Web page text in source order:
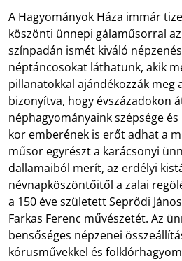
A Hagyományok Háza immár
köszönti ünnepi gálaműsorral
színpadán ismét kiváló
néptáncosokat láthatunk, akik
pillanatokkal ajándékozzák meg
bizonyítva, hogy évszázadokon
néphagyományaink szépsége
kor emberének is erőt adhat a
műsor egyrészt a karácsonyi
dallamaiból merít, az erdélyi
névnapköszöntőitől a zalai
a 150 éve született Seprődi
Farkas Ferenc művészetét. Az
bensőséges népzenei
kórusművekkel és